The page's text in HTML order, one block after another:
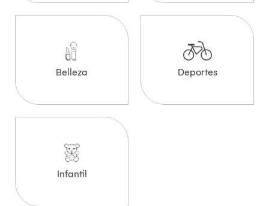
Belleza Deportes
Infantil